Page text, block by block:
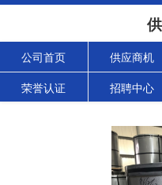
公司首页 供应商机
荣誉认证 招聘中心